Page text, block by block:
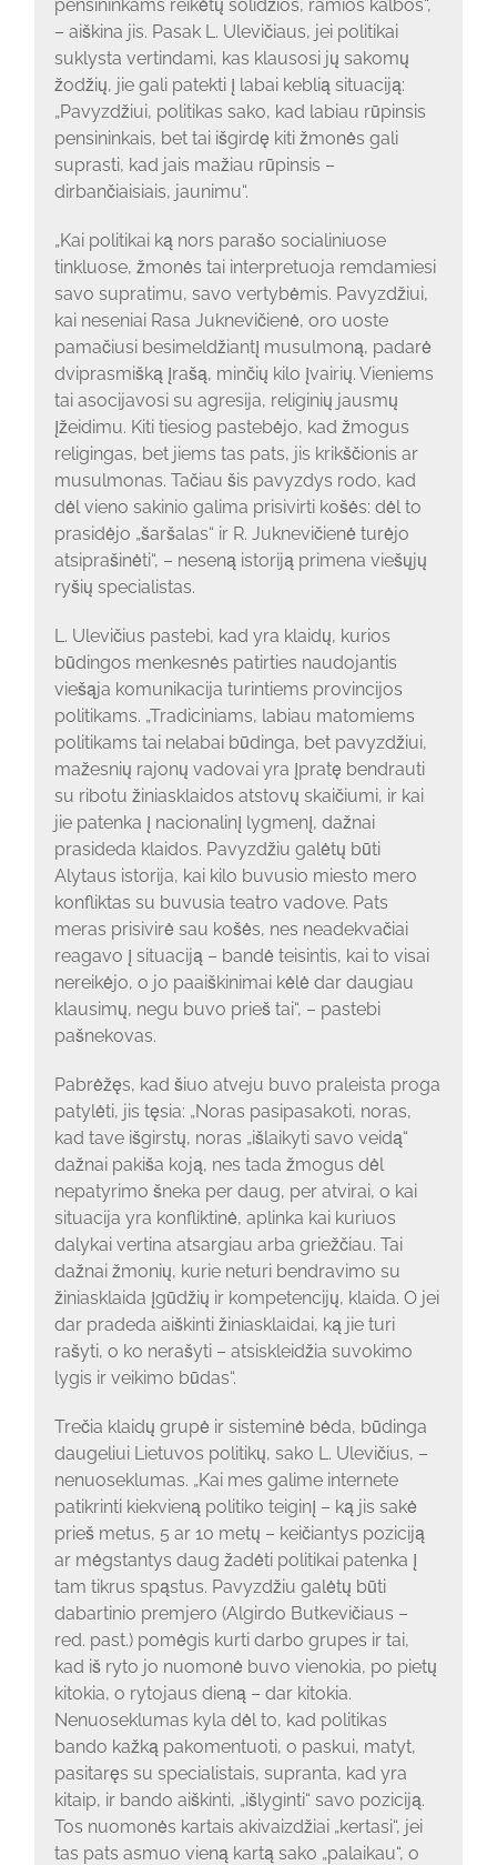
pensininkams reikėtų solidžios, ramios kalbos“,
– aiškina jis. Pasak L. Ulevičiaus, jei politikai
suklysta vertindami, kas klausosi jų sakomų
žodžių, jie gali patekti į labai keblią situaciją:
„Pavyzdžiui, politikas sako, kad labiau rūpinsis
pensininkais, bet tai išgirdę kiti žmonės gali
suprasti, kad jais mažiau rūpinsis –
dirbančiaisiais, jaunimu“.
„Kai politikai ką nors parašo socialiniuose
tinkluose, žmonės tai interpretuoja remdamiesi
savo supratimu, savo vertybėmis. Pavyzdžiui,
kai neseniai Rasa Juknevičienė, oro uoste
pamačiusi besimeldžiantį musulmoną, padarė
dviprasmišką įrašą, minčių kilo įvairių. Vieniems
tai asocijavosi su agresija, religinių jausmų
įžeidimu. Kiti tiesiog pastebėjo, kad žmogus
religingas, bet jiems tas pats, jis krikščionis ar
musulmonas. Tačiau šis pavyzdys rodo, kad
dėl vieno sakinio galima prisivirti košės: dėl to
prasidėjo „šaršalas“ ir R. Juknevičienė turėjo
atsiprašinėti“, – neseną istoriją primena viešųjų
ryšių specialistas.
L. Ulevičius pastebi, kad yra klaidų, kurios
būdingos menkesnės patirties naudojantis
viešąja komunikacija turintiems provincijos
politikams. „Tradiciniams, labiau matomiems
politikams tai nelabai būdinga, bet pavyzdžiui,
mažesnių rajonų vadovai yra įpratę bendrauti
su ribotu žiniasklaidos atstovų skaičiumi, ir kai
jie patenka į nacionalinį lygmenį, dažnai
prasideda klaidos. Pavyzdžiu galėtų būti
Alytaus istorija, kai kilo buvusio miesto mero
konfliktas su buvusia teatro vadove. Pats
meras prisivirė sau košės, nes neadekvačiai
reagavo į situaciją – bandė teisintis, kai to visai
nereikėjo, o jo paaiškinimai kėlė dar daugiau
klausimų, negu buvo prieš tai“, – pastebi
pašnekovas.
Pabrėžęs, kad šiuo atveju buvo praleista proga
patylėti, jis tęsia: „Noras pasipasakoti, noras,
kad tave išgirstų, noras „išlaikyti savo veidą“
dažnai pakiša koją, nes tada žmogus dėl
nepatyrimo šneka per daug, per atvirai, o kai
situacija yra konfliktinė, aplinka kai kuriuos
dalykai vertina atsargiau arba griežčiau. Tai
dažnai žmonių, kurie neturi bendravimo su
žiniasklaida įgūdžių ir kompetencijų, klaida. O jei
dar pradeda aiškinti žiniasklaidai, ką jie turi
rašyti, o ko nerašyti – atsiskleidžia suvokimo
lygis ir veikimo būdas“.
Trečia klaidų grupė ir sisteminė bėda, būdinga
daugeliui Lietuvos politikų, sako L. Ulevičius, –
nenuoseklumas. „Kai mes galime internete
patikrinti kiekvieną politiko teiginį – ką jis sakė
prieš metus, 5 ar 10 metų – keičiantys poziciją
ar mėgstantys daug žadėti politikai patenka į
tam tikrus spąstus. Pavyzdžiu galėtų būti
dabartinio premjero (Algirdo Butkevičiaus –
red. past.) pomėgis kurti darbo grupes ir tai,
kad iš ryto jo nuomonė buvo vienokia, po pietų
kitokia, o rytojaus dieną – dar kitokia.
Nenuoseklumas kyla dėl to, kad politikas
bando kažką pakomentuoti, o paskui, matyt,
pasitaręs su specialistais, supranta, kad yra
kitaip, ir bando aiškinti, „išlyginti“ savo poziciją.
Tos nuomonės kartais akivaizdžiai „kertasi“, jei
tas pats asmuo vieną kartą sako „palaikau“, o